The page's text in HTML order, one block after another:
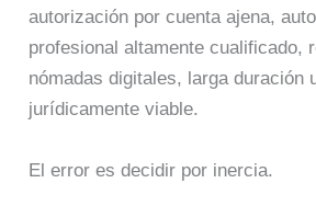
autorización por cuenta ajena,
profesional altamente cualificado,
nómadas digitales, larga duración
jurídicamente viable.
El error es decidir por inercia.